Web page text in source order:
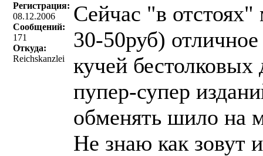
Регистрация:
08.12.2006
Сообщений:
171
Откуда:
Reichskanzlei
Сейчас "в
30-50руб)
кучей
пупер-супер
обменять шило на
Не знаю как зовут